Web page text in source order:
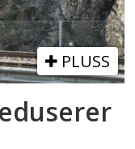
PLUSS